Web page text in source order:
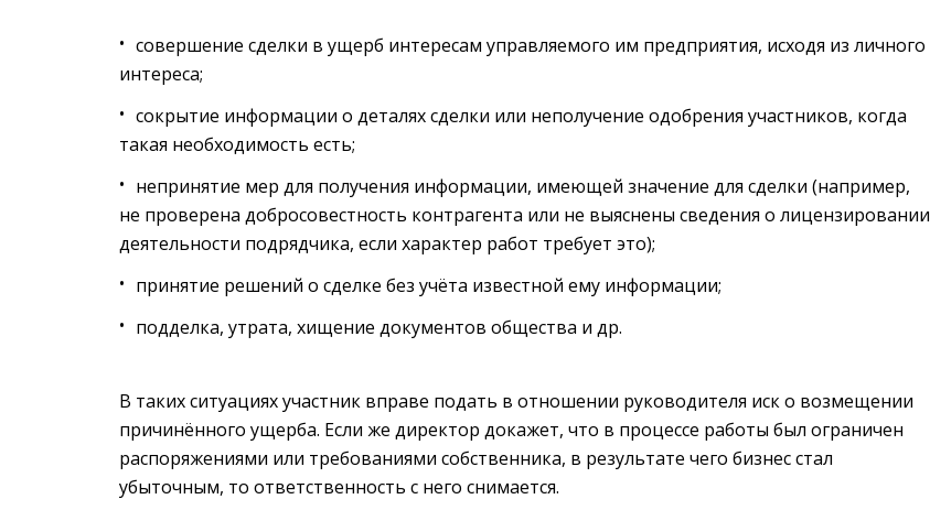
совершение сделки в ущерб интересам управляемого им предприятия, исходя из личного
интереса;
сокрытие информации о деталях сделки или неполучение одобрения участников, когда
такая необходимость есть;
непринятие мер для получения информации, имеющей значение для сделки (например,
не проверена добросовестность контрагента или не выяснены сведения о лицензировании
деятельности подрядчика, если характер работ требует это);
принятие решений о сделке без учёта известной ему информации;
подделка, утрата, хищение документов общества и др.
В таких ситуациях участник вправе подать в отношении руководителя иск о возмещении
причинённого ущерба. Если же директор докажет, что в процессе работы был ограничен
распоряжениями или требованиями собственника, в результате чего бизнес стал
убыточным, то ответственность с него снимается.